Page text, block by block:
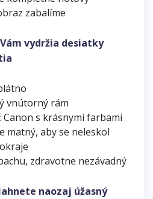
zabalíme
vydržia desiatky
vnútorný rám
s krásnymi farbami
matný, aby se neleskol
zdravotne nezávadný
naozaj úžasný